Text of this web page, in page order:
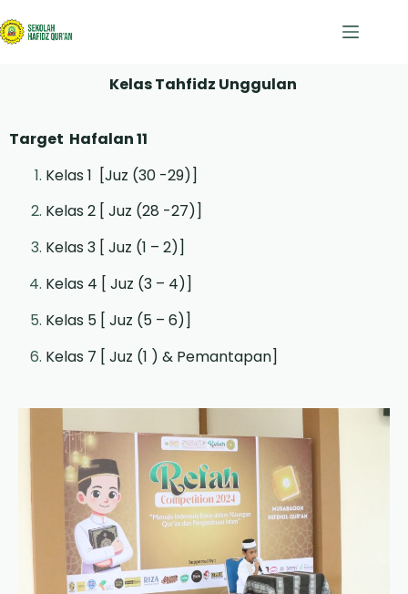
Kelas Tahfidz Unggulan
Target Hafalan 11
Kelas 1 [Juz (30 -29)]
Kelas 2 [ Juz (28 -27)]
Kelas 3 [ Juz (1 – 2)]
Kelas 4 [ Juz (3 – 4)]
Kelas 5 [ Juz (5 – 6)]
Kelas 7 [ Juz (1 ) & Pemantapan]